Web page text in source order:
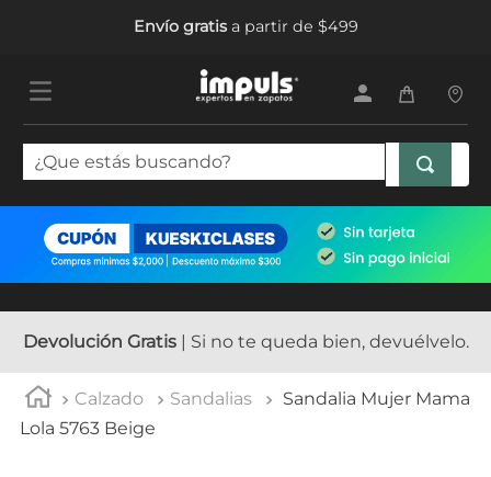
Envío gratisa partir de $499
¿Que estás buscando?
Devolución Gratis| Si no te queda bien, devuélvelo.
Calzado Sandalias
Sandalia Mujer Mama
Lola 5763 Beige
TÉRMINOS MÁS BUSCADOS
.
tenis mujer
tenis hombre
5. tenis